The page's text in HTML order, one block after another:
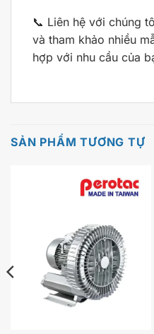
📞 Liên hệ với chúng
và tham khảo nhiều
hợp với nhu cầu của
SẢN PHẨM TƯƠNG TỰ